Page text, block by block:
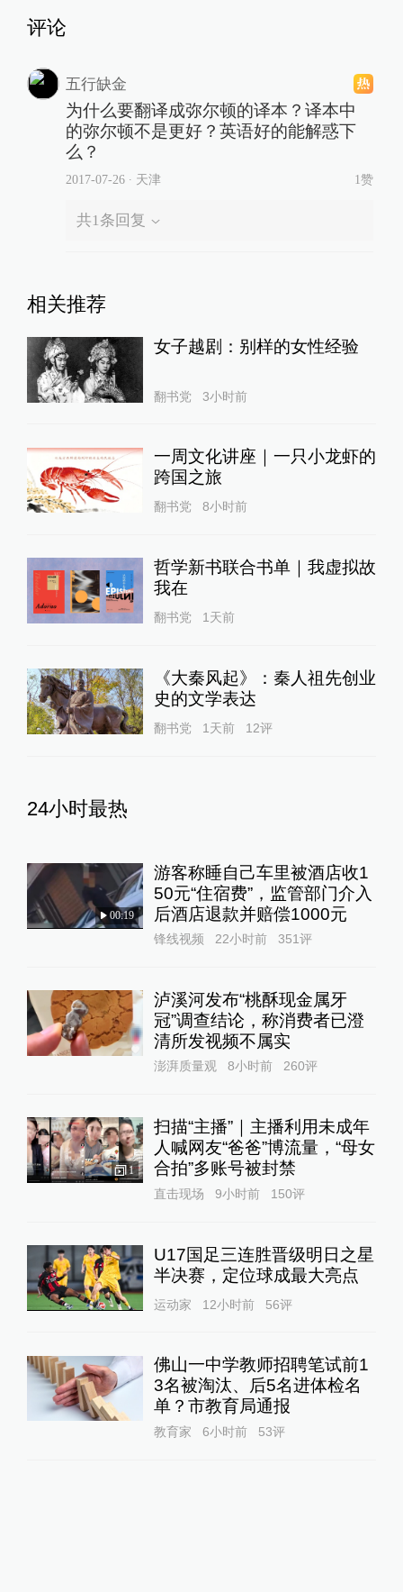
评论
五行缺金
为什么要翻译成弥尔顿的译本？译本中
的弥尔顿不是更好？英语好的能解惑下
么？
2017-07-26∙ 天津 1赞
共1条回复
相关推荐
女子越剧：别样的女性经验
翻书党 3小时前
一周文化讲座｜一只小龙虾的
跨国之旅
翻书党 8小时前
哲学新书联合书单｜我虚拟故
我在
翻书党 1天前
《大秦风起》：秦人祖先创业
史的文学表达
翻书党 1天前 12评
24小时最热
00:19
游客称睡自己车里被酒店收1
50元“住宿费”，监管部门介入
后酒店退款并赔偿1000元
锋线视频 22小时前 351评
泸溪河发布“桃酥现金属牙
冠”调查结论，称消费者已澄
清所发视频不属实
澎湃质量观 8小时前 260评
1
扫描“主播”｜主播利用未成年
人喊网友“爸爸”博流量，“母女
合拍”多账号被封禁
直击现场 9小时前 150评
U17国足三连胜晋级明日之星
半决赛，定位球成最大亮点
运动家 12小时前 56评
佛山一中学教师招聘笔试前1
3名被淘汰、后5名进体检名
单？市教育局通报
教育家 6小时前 53评